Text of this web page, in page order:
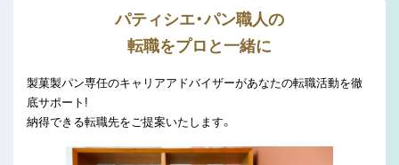
パティシエ・パン職人の
転職をプロと一緒に
製菓製パン専任のキャリアアドバイザーがあなたの転職活動を徹
底サポート!
納得できる転職先をご提案いたします。